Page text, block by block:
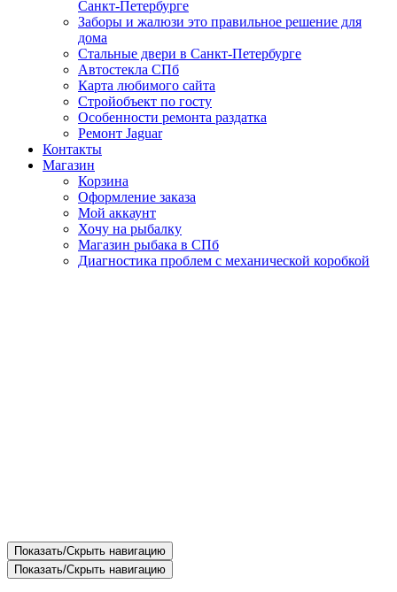
Санкт-Петербурге
Заборы и жалюзи это правильное решение для
дома
Стальные двери в Санкт-Петербурге
Автостекла СПб
Карта любимого сайта
Стройобъект по госту
Особенности ремонта раздатка
Ремонт Jaguar
Контакты
Магазин
Корзина
Оформление заказа
Мой аккаунт
Хочу на рыбалку
Магазин рыбака в СПб
Диагностика проблем с механической коробкой
Показать/Скрыть навигацию
Показать/Скрыть навигацию